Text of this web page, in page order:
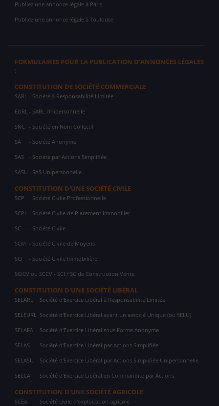
Publiez une annonce légale à Paris
Publiez une annonce légale à Toulouse
FORMULAIRES POUR LA PUBLICATION D'ANNONCES LÉGALES
:
CONSTITUTION DE SOCIÉTÉ COMMERCIALE
SARL - Société à Responsabilité Limitée
EURL - SARL Unipersonnelle
SNC - Société en Nom Collectif
SA - Société Anonyme
SAS - Société par Actions Simplifiée
SASU - SAS Unipersonnelle
CONSTITUTION D'UNE SOCIÉTÉ CIVILE
SCP - Société Civile Professionnelle
SCPI - Société Civile de Placement Immobilier
SC - Société Civile
SCM - Société Civile de Moyens
SCI - Société Civile Immobilière
SCICV ou SCCV - SCI / SC de Construction Vente
CONSTITUTION D'UNE SOCIÉTÉ LIBÉRAL
SELARL Société d'Exercice Libéral à Responsabilité Limitée
SELEURL Société d'Exercice Libéral ayant un associé Unique (ou SELU)
SELAFA Société d'Exercice Libéral sous Forme Anonyme
SELAS Société d'Exercice Libéral par Actions Simplifiée
SELASU Société d'Exercice Libéral par Actions Simplifiée Unipersonnelle
SELCA Société d'Exercice Libéral en Commandite par Actions
CONSTITUTION D'UNE SOCIÉTÉ AGRICOLE
SCEA Société civile d'exploitation agricole